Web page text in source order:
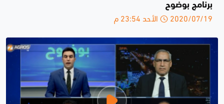
برنامج بوضوح
2020/07/19 الأحد 23:54 م